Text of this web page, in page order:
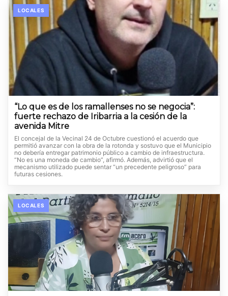
LOCALES
“Lo que es de los ramallenses no se negocia”:
fuerte rechazo de Iribarria a la cesión de la
avenida Mitre
El concejal de la Vecinal 24 de Octubre cuestionó el acuerdo que
permitió avanzar con la obra de la rotonda y sostuvo que el Municipio
no debería entregar patrimonio público a cambio de infraestructura.
“No es una moneda de cambio”, afirmó. Además, advirtió que el
mecanismo utilizado puede sentar “un precedente peligroso” para
futuras cesiones.
LOCALES